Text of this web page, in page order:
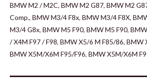
BMW M2 / M2C, BMW M2 G87, BMW M2
Comp., BMW M3/4 F8x, BMW M3/4 F8X,
M3/4 G8x, BMW M5 F90, BMW M5 F90,
/ X4M F97 / F98, BMW X5/6 M F85/86, BMW
BMW X5M/X6M F95/F96, BMW X5M/X6M